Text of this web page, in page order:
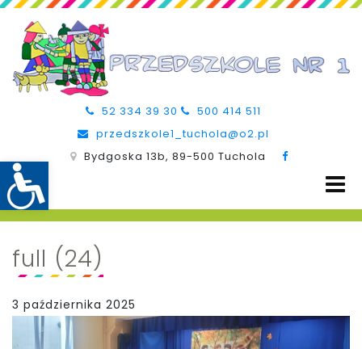
52 334 39 30
500 414 511
przedszkole1_tuchola@o2.pl
Bydgoska 13b, 89-500 Tuchola
full (24)
3 października 2025